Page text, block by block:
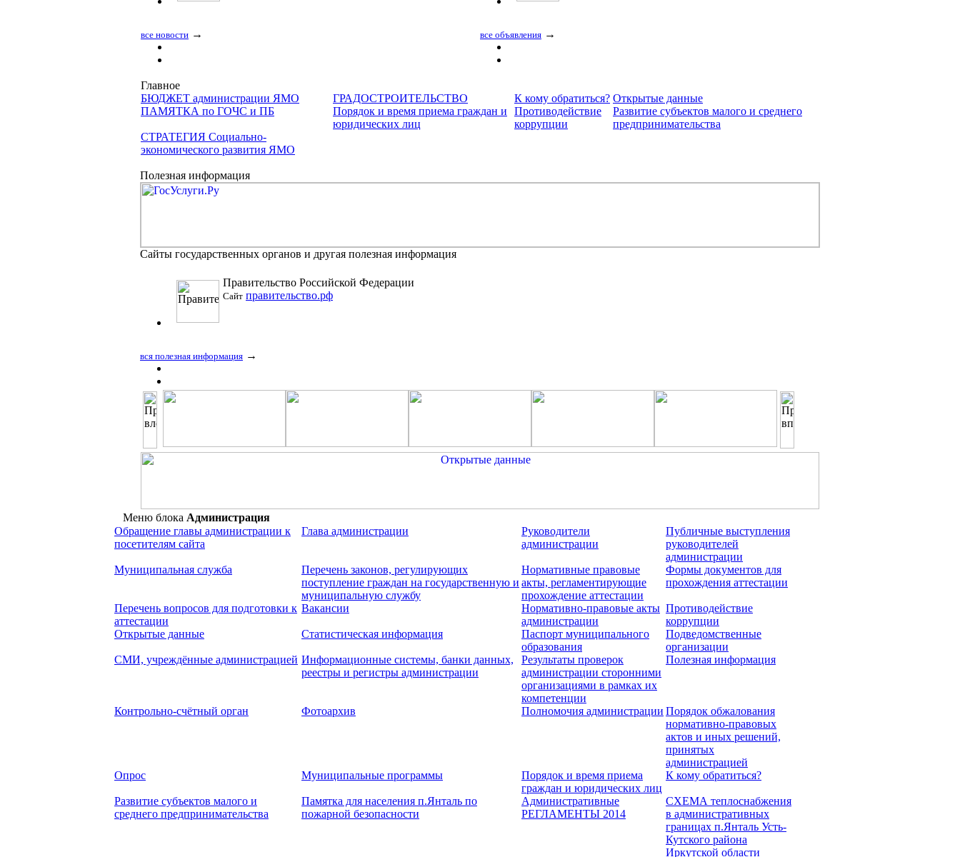
все новости → все объявления →
Главное
БЮДЖЕТ администрации ЯМО
ГРАДОСТРОИТЕЛЬСТВО К кому обратиться? Открытые данные
ПАМЯТКА по ГОЧС и ПБ
Порядок и время приема граждан и
юридических лиц
Противодействие
коррупции
Развитие субъектов малого и среднего
предпринимательства
СТРАТЕГИЯ Социально-
экономического развития ЯМО
Полезная информация
Сайты государственных органов и другая полезная информация
Правительство Российской Федерации
Сайт правительство.рф
вся полезная информация →
Меню блока Администрация
Обращение главы администрации к
посетителям сайта
Глава администрации
Руководители
администрации
Публичные выступления
руководителей
администрации
Муниципальная служба
Перечень законов, регулирующих
поступление граждан на государственную и
муниципальную службу
Нормативные правовые
акты, регламентирующие
прохождение аттестации
Формы документов для
прохождения аттестации
Перечень вопросов для подготовки к
аттестации
Вакансии
Нормативно-правовые акты
администрации
Противодействие
коррупции
Открытые данные
Статистическая информация
Паспорт муниципального
образования
Подведомственные
организации
СМИ, учреждённые администрацией Информационные системы, банки данных,
реестры и регистры администрации
Результаты проверок
администрации сторонними
организациями в рамках их
компетенции
Полезная информация
Контрольно-счётный орган Фотоархив Полномочия администрации Порядок обжалования
нормативно-правовых
актов и иных решений,
принятых
администрацией
Опрос
Муниципальные программы
Порядок и время приема
граждан и юридических лиц
К кому обратиться?
Развитие субъектов малого и
среднего предпринимательства
Памятка для населения п.Янталь по
пожарной безопасности
Административные
РЕГЛАМЕНТЫ 2014
СХЕМА теплоснабжения
в административных
границах п.Янталь Усть-
Кутского района
Иркутской области